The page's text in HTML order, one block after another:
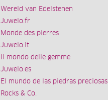
Wereld van Edelstenen
Juwelo.fr
Monde des pierres
Juwelo.it
Il mondo delle gemme
Juwelo.es
El mundo de las piedras preciosas
Rocks & Co.